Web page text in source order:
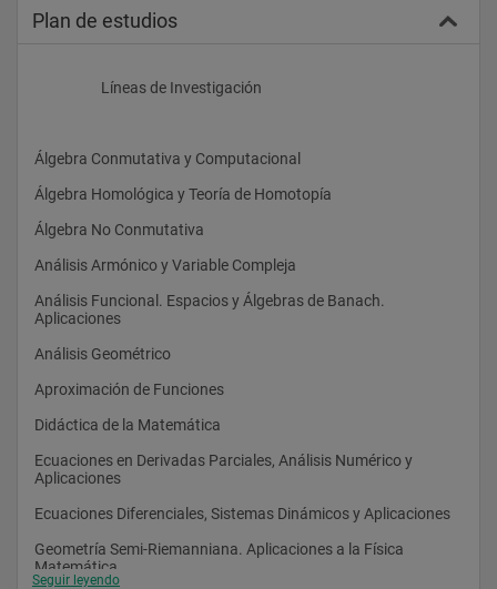
las distintas materias del máster y en los seminarios
El Máster Universitario en Matemáticas constituye el periodo
de formación de este Programa de Doctorado.
Se admiten indistintamente estudiantes de primer o segundo
año
.Para obtener el título de Doctor o Doctora es necesario haber
superado un periodo de formación y un periodo de
investigación organizado. Al conjunto organizado de todas las
actividades formativas y de investigación conducentes a la
obtención del título se denomina Programa de Doctorado.
.Los trámites relacionados con el depósito de la tesis se
llevarán a cabo en la Secretaría de la Escuela de Posgrado.
Como requisito imprescindible el alumno deberá estar
matriculado en el curso académico en el que va a defender su
tesis y haber por lo tanto, actualizado la matrícula del plan de
trabajo. Los datos de la tesis deben coincidir exactamente con
Plan de estudios
                    Líneas de Investigación
Álgebra Conmutativa y Computacional
Álgebra Homológica y Teoría de Homotopía
Álgebra No Conmutativa
Análisis Armónico y Variable Compleja
Análisis Funcional. Espacios y Álgebras de Banach.
Aplicaciones
Análisis Geométrico
Aproximación de Funciones
Didáctica de la Matemática
Ecuaciones en Derivadas Parciales, Análisis Numérico y
Aplicaciones
Ecuaciones Diferenciales, Sistemas Dinámicos y Aplicaciones
Geometría Semi-Riemanniana. Aplicaciones a la Física
Matemática
Seguir leyendo